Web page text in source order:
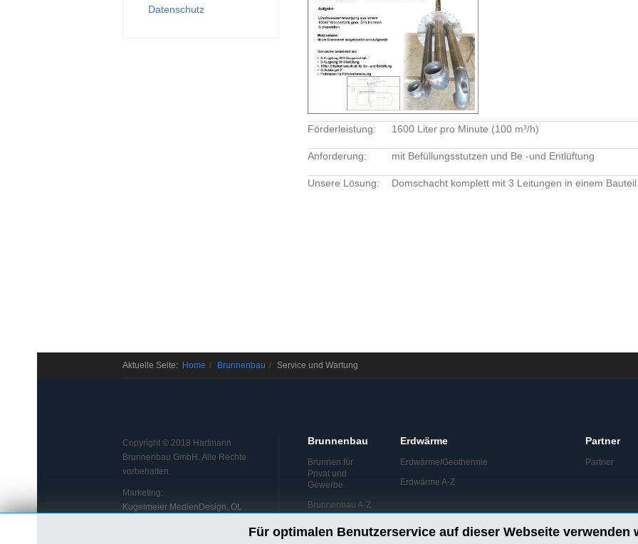
Förderleistung: 1600 Liter pro Minute (100 m³/h)
Anforderung: mit Befüllungsstutzen und Be -und Entlüftung
Unsere Lösung: Domschacht komplett mit 3 Leitungen in einem Bauteil
Datenschutz
Aktuelle Seite: Home Brunnenbau Service und Wartung
Copyright © 2018 Hartmann
Brunnenbau GmbH. Alle Rechte
vorbehalten.
Marketing:
Kugelmeier MedienDesign, OL
Für optimalen Benutzerservice auf dieser Webseite verwenden
Brunnenbau
Brunnen für
Privat und
Gewerbe
Brunnenbau A-Z
Erdwärme
Erdwärme/Geothermie
Erdwärme A-Z
Partner
Partner